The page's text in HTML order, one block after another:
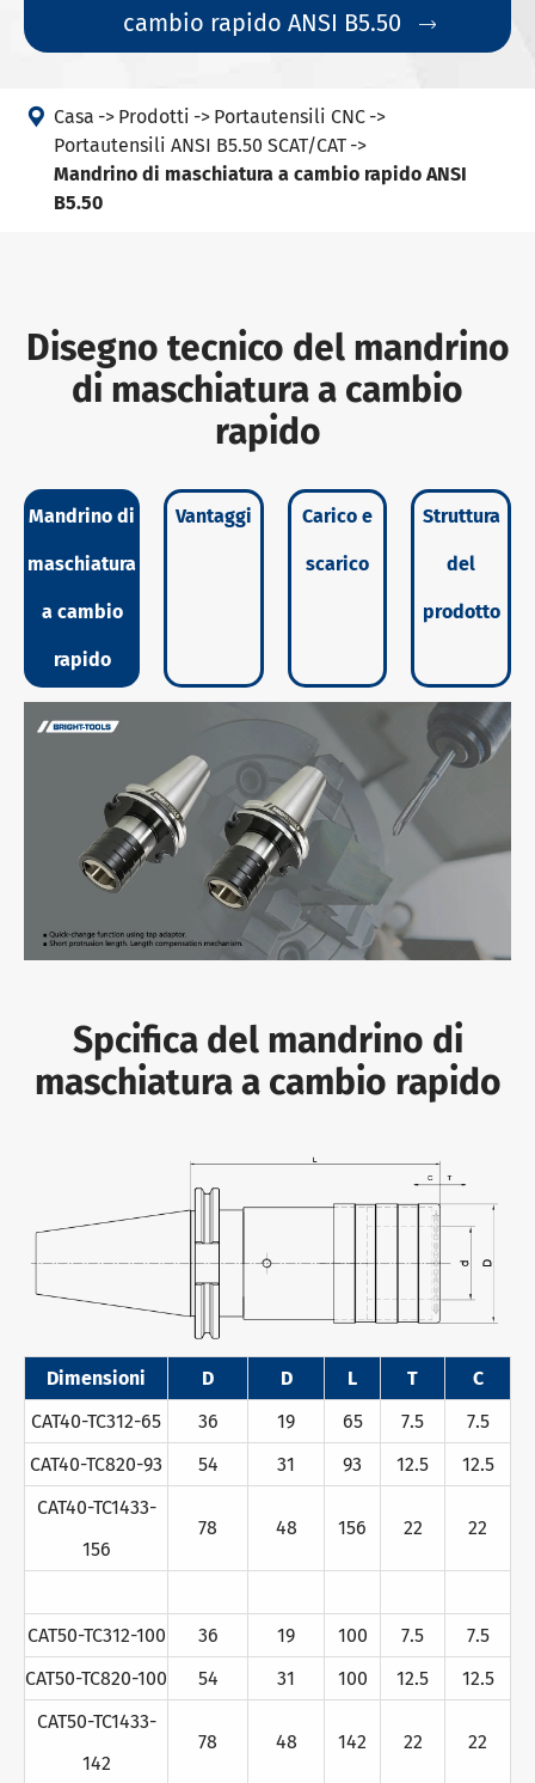
cambio rapido ANSI B5.50

 Casa Prodotti
Portautensili CNC
Portautensili ANSI B5.50 SCAT/CAT
Mandrino di maschiatura a cambio rapido ANSI
B5.50
Disegno tecnico del mandrino
di maschiatura a cambio
rapido
Mandrino di
maschiatura
a cambio
rapido
Vantaggi Carico e
scarico
Struttura
del
prodotto
Spcifica del mandrino di
maschiatura a cambio rapido
Dimensioni D D L T
C
CAT40-TC312-65
36 19 65 7.5
7.5
CAT40-TC820-93
54 31 93 12.5
12.5
CAT40-TC1433-
156
78 48 156 22 22
CAT50-TC312-100 36 19 100 7.5
7.5
CAT50-TC820-100
54 31 100 12.5
12.5
CAT50-TC1433-
142
78 48 142 22 22